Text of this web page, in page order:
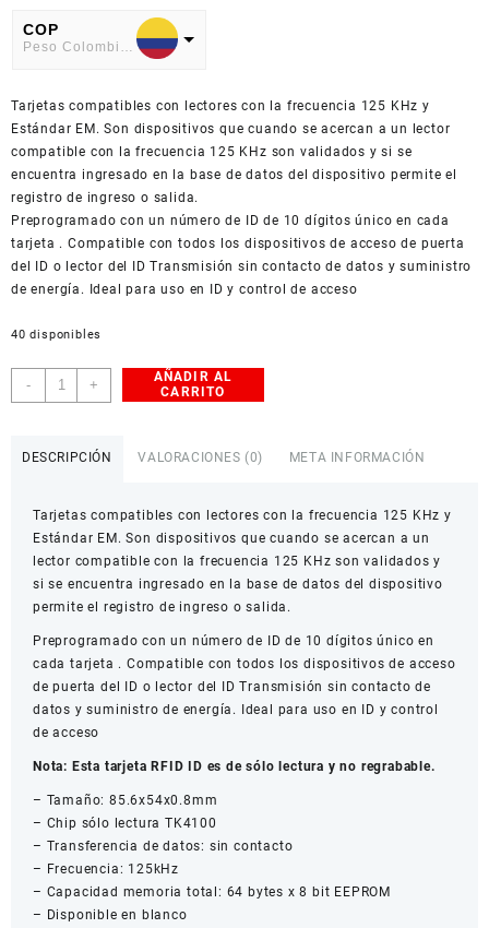
COP
American Dollar
Tarjetas compatibles con lectores con la frecuencia 125 KHz y
Estándar EM. Son dispositivos que cuando se acercan a un lector
compatible con la frecuencia 125 KHz son validados y si se
encuentra ingresado en la base de datos del dispositivo permite el
registro de ingreso o salida.
Preprogramado con un número de ID de 10 dígitos único en cada
tarjeta . Compatible con todos los dispositivos de acceso de puerta
del ID o lector del ID Transmisión sin contacto de datos y suministro
de energía. Ideal para uso en ID y control de acceso
40 disponibles
-
Tarjeta
ID
+
AÑADIR AL
CARRITO
DESCRIPCIÓN VALORACIONES (0) META INFORMACIÓN
Tarjetas compatibles con lectores con la frecuencia 125 KHz y
Estándar EM. Son dispositivos que cuando se acercan a un
lector compatible con la frecuencia 125 KHz son validados y
si se encuentra ingresado en la base de datos del dispositivo
permite el registro de ingreso o salida.
Preprogramado con un número de ID de 10 dígitos único en
cada tarjeta . Compatible con todos los dispositivos de acceso
de puerta del ID o lector del ID Transmisión sin contacto de
datos y suministro de energía. Ideal para uso en ID y control
de acceso
Nota: Esta tarjeta RFID ID es de sólo lectura y no regrabable.
– Tamaño: 85.6x54x0.8mm
– Chip sólo lectura TK4100
– Transferencia de datos: sin contacto
– Frecuencia: 125kHz
– Capacidad memoria total: 64 bytes x 8 bit EEPROM
– Disponible en blanco